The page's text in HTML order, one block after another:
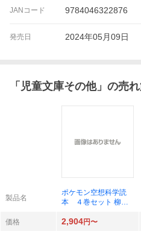
JANコード 9784046322876
発売日 2024年05月09日
「 児童文庫その他」の売
製品名
ポケモン空想科学読
本 ４巻セット 柳田
価格 2,904円〜